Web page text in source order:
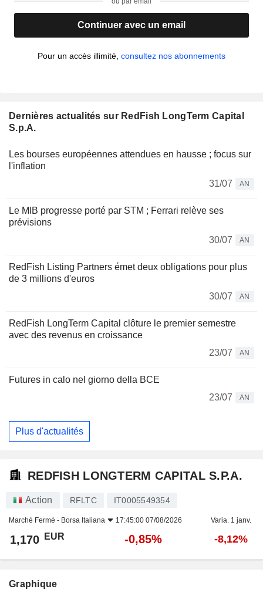
Continuer avec un email
Pour un accès illimité, consultez nos abonnements
Dernières actualités sur RedFish LongTerm Capital
S.p.A.
Les bourses européennes attendues en hausse ; focus sur
l'inflation
31/07
AN
Le MIB progresse porté par STM ; Ferrari relève ses
prévisions
30/07
AN
RedFish Listing Partners émet deux obligations pour plus
de 3 millions d'euros
30/07
AN
RedFish LongTerm Capital clôture le premier semestre
avec des revenus en croissance
23/07
AN
Futures in calo nel giorno della BCE
23/07
AN
Plus d'actualités
REDFISH LONGTERM CAPITAL S.P.A.
Action RFLTC IT0005549354
Marché Fermé - Borsa Italiana 17:45:00 07/08/2026 Varia. 1 janv.
1,170 EUR -0,85% -8,12%
Graphique